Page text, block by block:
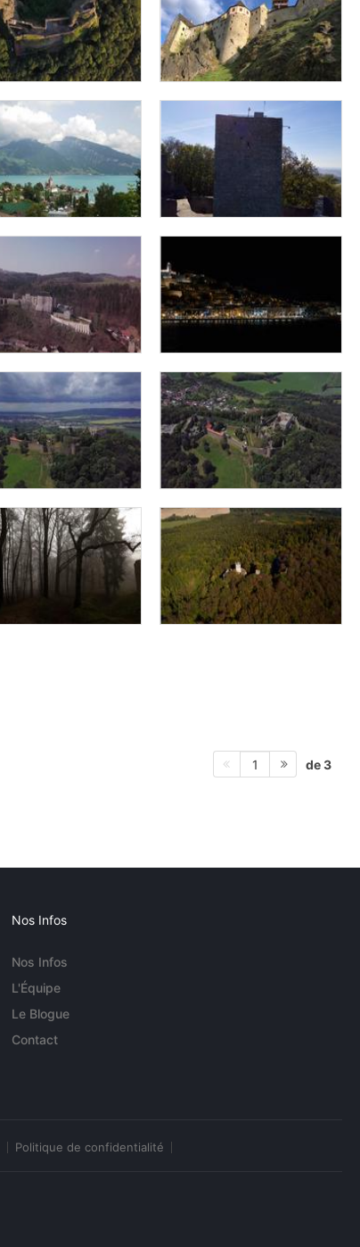
1 de 3
Nos Infos
Nos Infos
L'Équipe
Le Blogue
Contact
Politique de confidentialité